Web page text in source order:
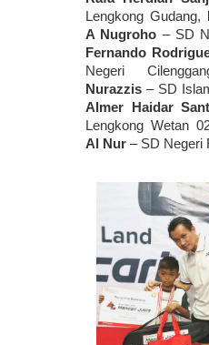
Lengkong Gudang,
A Nugroho
Fernando
Negeri
Nurazzis
Almer Haidar
Lengkong Wetan
Al Nur – SD Negeri